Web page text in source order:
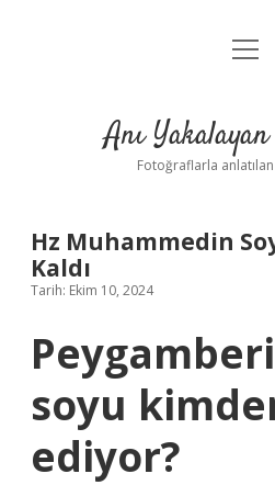
Anasayfa
Yasal
Anı
Fotoğraflarla
Hz Muhammedin
Kaldı
Tarih: Ekim 10, 2024
soyu
ediyor?